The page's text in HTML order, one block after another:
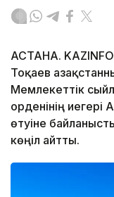
АСТАНА.
Тоқаев
Мемлекеттік
орденінің
өтуіне
көңіл айтты.